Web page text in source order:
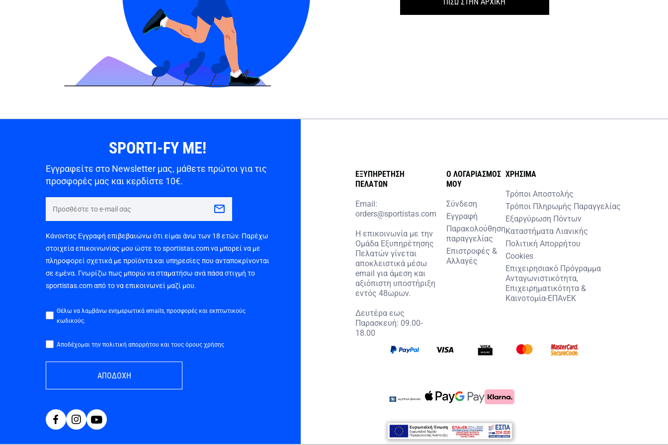
SPORTI-FY ME!
Εγγραφείτε στο Newsletter μας, μάθετε πρώτοι για τις
προσφορές μας και κερδίστε 10€.
Κάνοντας Εγγραφή επιβεβαιώνω ότι είμαι άνω των 18 ετών. Παρέχω
στοιχεία επικοινωνίας μου ώστε το sportistas.com να μπορεί να με
πληροφορεί σχετικά με προϊόντα και υπηρεσίες που ανταποκρίνονται
σε εμένα. Γνωρίζω πως μπορώ να σταματήσω ανά πάσα στιγμή το
sportistas.com από το να επικοινωνεί μαζί μου.
Θέλω να λαμβάνω ενημερωτικά emails, προσφορές και εκπτωτικούς
κωδικούς.
Αποδέχομαι την πολιτική απορρήτου και τους όρους χρήσης
ΑΠΟΔΟΧΗ
ΕΞΥΠΗΡΕΤΗΣΗ
ΠΕΛΑΤΩΝ
Email:
orders@sportistas.com
Η επικοινωνία με την
Ομάδα Εξυπηρέτησης
Πελατών γίνεται
αποκλειστικά μέσω
email για άμεση και
αξιόπιστη υποστήριξη
εντός 48ωρων.
Δευτέρα εως
Παρασκευή: 09.00-
18.00
O ΛΟΓΑΡΙΑΣΜOΣ
MOY
Σύνδεση
Εγγραφή
Παρακολούθηση
παραγγελίας
Επιστροφές &
Αλλαγές
ΧΡHΣΙΜΑ
Τρόποι Αποστολής
Τρόποι Πληρωμής Παραγγελίας
Εξαργύρωση Πόντων
Καταστήματα Λιανικής
Πολιτική Απορρήτου
Cookies
Επιχειρησιακό Πρόγραμμα
Ανταγωνιστικότητα,
Επιχειρηματικότητα &
Καινοτομία-ΕΠΑνΕΚ